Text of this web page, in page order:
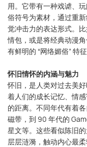
用。它带有一种戏谑、
俗符号为素材，通过重
觉冲击力的表达形式。
情包，或是将经典动漫
有鲜明的 “网络媚俗” 特征
怀旧情怀的内涵与魅力
怀旧，是人类对过去美
着人们的成长记忆、情
的距离。不同年代有着
磁带，到 90 年代的
星文等。这些看似陈旧
层层涟漪，触动内心最